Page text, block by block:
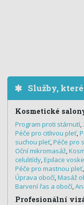
Služby,
Kosmetické
Program proti stárnutí,
Péče pro citlivou pleť,
suchou pleť,Péče pro
Oční mikromasáž,
celulitídy,Epilace
Péče pro mastnou pleť,
Úprava obočí,Masáž
Barvení řas a obočí,
Profesionální